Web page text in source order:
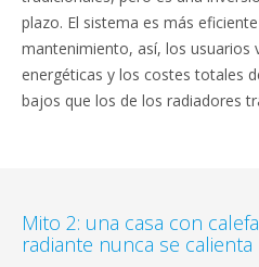
plazo. El sistema es más
mantenimiento, así, los usuarios
energéticas y los costes totales
bajos que los de los radiadores
Mito 2: una casa con
radiante nunca se calienta